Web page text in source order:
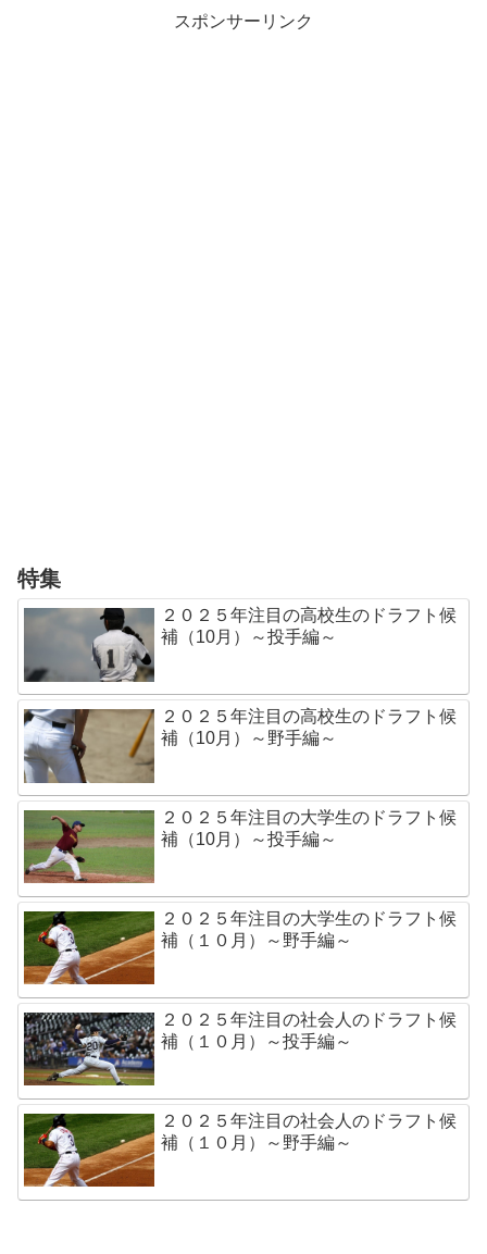
スポンサーリンク
特集
２０２５年注目の高校生のドラフト候
補（10月）～投手編～
２０２５年注目の高校生のドラフト候
補（10月）～野手編～
２０２５年注目の大学生のドラフト候
補（10月）～投手編～
２０２５年注目の大学生のドラフト候
補（１０月）～野手編～
２０２５年注目の社会人のドラフト候
補（１０月）～投手編～
２０２５年注目の社会人のドラフト候
補（１０月）～野手編～